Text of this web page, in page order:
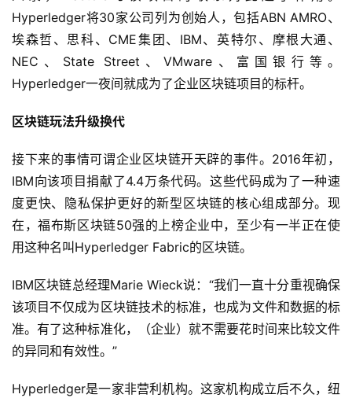
Hyperledger将30家公司列为创始人，包括ABN AMRO、
埃森哲、思科、CME集团、IBM、英特尔、摩根大通、
NEC、State Street、VMware、富国银行等。
Hyperledger一夜间就成为了企业区块链项目的标杆。
区块链玩法升级换代
接下来的事情可谓企业区块链开天辟的事件。2016年初，
IBM向该项目捐献了4.4万条代码。这些代码成为了一种速
度更快、隐私保护更好的新型区块链的核心组成部分。现
在，福布斯区块链50强的上榜企业中，至少有一半正在使
用这种名叫Hyperledger Fabric的区块链。
IBM区块链总经理Marie Wieck说：“我们一直十分重视确保
该项目不仅成为区块链技术的标准，也成为文件和数据的标
准。有了这种标准化，（企业）就不需要花时间来比较文件
的异同和有效性。”
Hyperledger是一家非营利机构。这家机构成立后不久，纽